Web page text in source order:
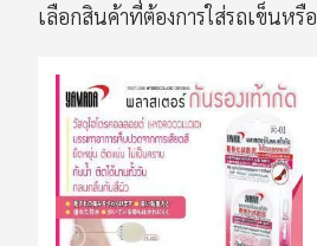
ต้น
แกล
เลอ
รูปภาพ
เลือกสินค้าที่ต้องการใส่รถเข็นหรือ